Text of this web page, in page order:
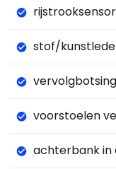
stof/
voorstoelen
achterbank in